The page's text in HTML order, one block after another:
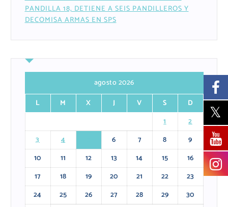
PANDILLA 18, DETIENE A SEIS PANDILLEROS Y
DECOMISA ARMAS EN SPS
agosto 2026
L
M X J V S
D
1
2
3
4 6 7 8
9
10
11 12 13 14 15
16
17
18 19 20 21 22
23
24
25 26 27 28 29
30